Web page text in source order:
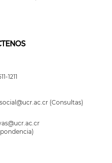
1211
(Consultas)